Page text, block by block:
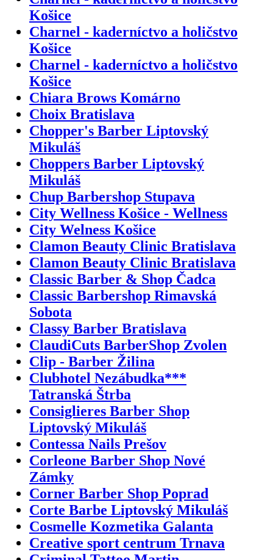
Košice
Charnel - kaderníctvo a holičstvo
Košice
Charnel - kaderníctvo a holičstvo
Košice
Chiara Brows Komárno
Choix Bratislava
Chopper's Barber Liptovský
Mikuláš
Choppers Barber Liptovský
Mikuláš
Chup Barbershop Stupava
City Wellness Košice - Wellness
City Welness Košice
Clamon Beauty Clinic Bratislava
Clamon Beauty Clinic Bratislava
Classic Barber & Shop Čadca
Classic Barbershop Rimavská
Sobota
Classy Barber Bratislava
ClaudiCuts BarberShop Zvolen
Clip - Barber Žilina
Clubhotel Nezábudka***
Tatranská Štrba
Consiglieres Barber Shop
Liptovský Mikuláš
Contessa Nails Prešov
Corleone Barber Shop Nové
Zámky
Corner Barber Shop Poprad
Corte Barbe Liptovský Mikuláš
Cosmelle Kozmetika Galanta
Creative sport centrum Trnava